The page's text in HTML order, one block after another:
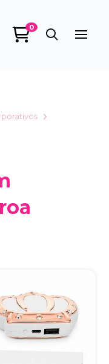
0
a proteger e respeitar
apenas para fins
preferências a